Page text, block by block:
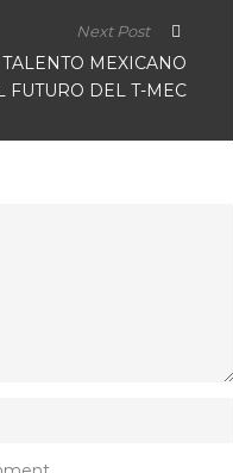
Next Post
MEXICANO
FUTURO DEL T-MEC